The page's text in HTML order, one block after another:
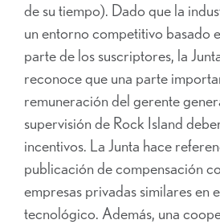
de su tiempo). Dado que la
un entorno competitivo basado
parte de los suscriptores, la
reconoce que una parte
remuneración del gerente
supervisión de Rock Island
incentivos. La Junta hace
publicación de compensación
empresas privadas similares en
tecnológico. Además, una